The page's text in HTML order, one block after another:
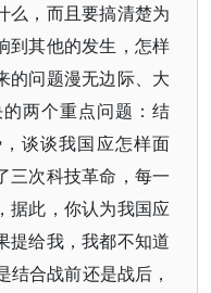
么，而且要搞清楚为
到其他的发生，怎样
的问题漫无边际、大
两个重点问题：结
谈谈我国应怎样面
三次科技革命，每一
据此，你认为我国应
提给我，我都不知道
结合战前还是战后，